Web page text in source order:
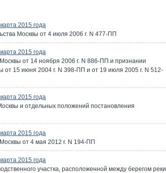
2015 года
Москвы от 4 июля 2006 г. N 477-ПП
2015 года
от 14 ноября 2006 г. N 886-ПП и признании
15 июня 2004 г. N 398-ПП и от 19 июля 2005 г. N 512-
2015 года
и отдельных положений постановления
2015 года
от 4 мая 2012 г. N 194-ПП
2015 года
участка, расположенной между берегом реки